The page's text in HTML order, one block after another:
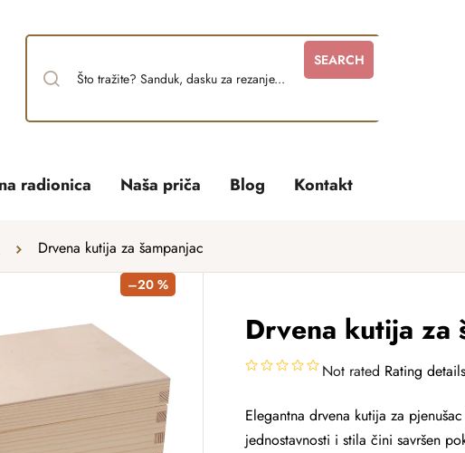
SEARCH
radionica Naša priča Blog Kontakt
Drvena kutija za šampanjac
Drvena kutija za
Not rated Rating details
Elegantna drvena kutija za
jednostavnosti i stila čini savršen
–20 %